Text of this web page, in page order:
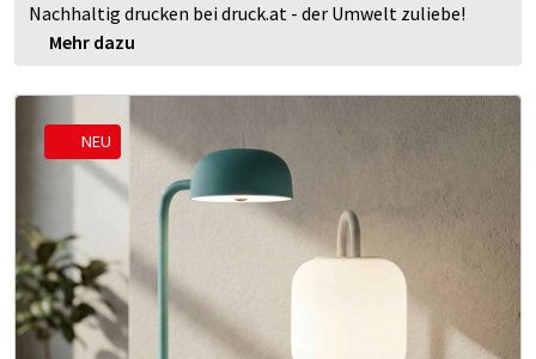
Nachhaltig drucken bei druck.at - der Umwelt zuliebe!
Mehr dazu
NEU